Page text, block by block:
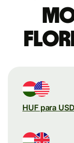
HUF para USD